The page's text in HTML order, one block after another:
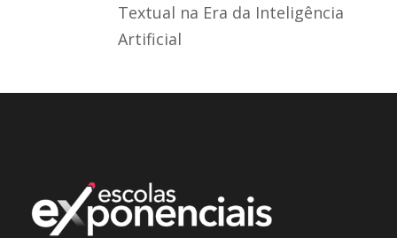
Textual na Era da Inteligência
Artificial